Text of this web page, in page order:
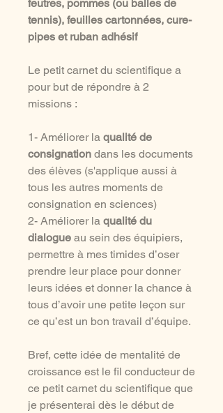
feutres, pommes (ou balles de
tennis), feuilles cartonnées, cure-
pipes et ruban adhésif
Le petit carnet du scientifique a
pour but de répondre à 2
missions :
1- Améliorer la qualité de
consignation dans les documents
des élèves (s'applique aussi à
tous les autres moments de
consignation en sciences)
2- Améliorer la qualité du
dialogue au sein des équipiers,
permettre à mes timides d’oser
prendre leur place pour donner
leurs idées et donner la chance à
tous d’avoir une petite leçon sur
ce qu’est un bon travail d’équipe.
Bref, cette idée de mentalité de
croissance est le fil conducteur de
ce petit carnet du scientifique que
je présenterai dès le début de